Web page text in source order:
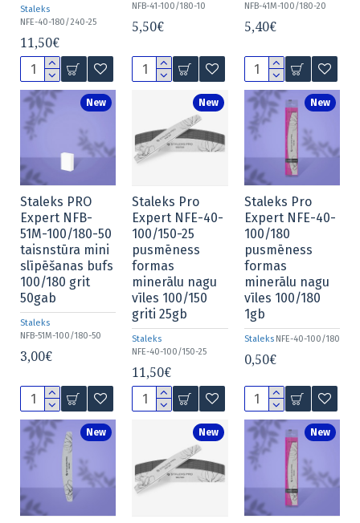
Staleks
NFE-40-180/240-25
11,50€
NFB-41-100/180-10
5,50€
NFB-41M-100/180-20
5,40€
New
Staleks
NFB-51M-100/180-50
Staleks PRO
Expert NFB-
51M-100/180-50
taisnstūra mini
slīpēšanas bufs
100/180 grit
50gab
3,00€
New
Staleks
NFE-40-100/150-25
Staleks Pro
Expert NFE-40-
100/150-25
pusmēness
formas
minerālu nagu
vīles 100/150
griti 25gb
11,50€
New
Staleks NFE-40-100/180
Staleks Pro
Expert NFE-40-
100/180
pusmēness
formas
minerālu nagu
vīles 100/180
1gb
0,50€
New New New